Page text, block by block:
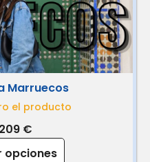
Marruecos
el producto
€
opciones